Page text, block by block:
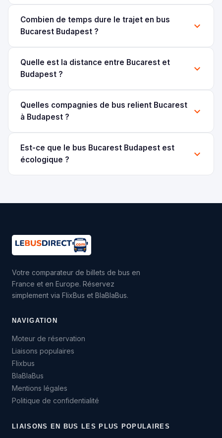
Combien de temps dure le trajet en bus
Bucarest Budapest ?
Quelle est la distance entre Bucarest et
Budapest ?
Quelles compagnies de bus relient Bucarest
à Budapest ?
Est-ce que le bus Bucarest Budapest est
écologique ?
Votre comparateur de billets de bus en
France et en Europe. Réservez
simplement via FlixBus et BlaBlaBus.
NAVIGATION
Moteur de réservation
Liaisons populaires
Flixbus
BlaBlaBus
Mentions légales
Politique de confidentialité
LIAISONS EN BUS LES PLUS POPULAIRES